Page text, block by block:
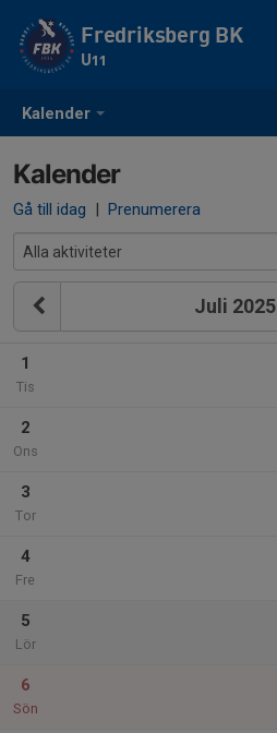
Kalender
Fredriksberg BK
U11
Kalender
Gå till idag | Prenumerera
Juli 2025
1
Tis
2
Ons
3
Tor
4
Fre
5
Lör
6
Sön